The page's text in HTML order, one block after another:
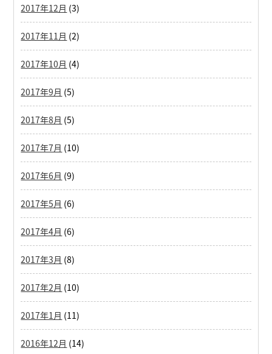
2017年12月 (3)
2017年11月 (2)
2017年10月 (4)
2017年9月 (5)
2017年8月 (5)
2017年7月 (10)
2017年6月 (9)
2017年5月 (6)
2017年4月 (6)
2017年3月 (8)
2017年2月 (10)
2017年1月 (11)
2016年12月 (14)